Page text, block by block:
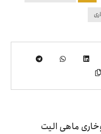
ماهی الیت